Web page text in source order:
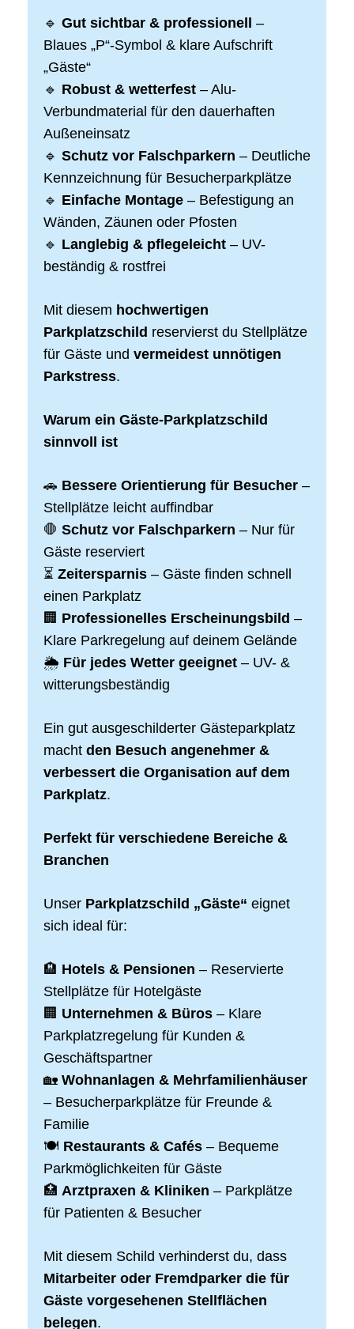
🔹 Gut sichtbar & professionell
–
Blaues „P“-Symbol & klare Aufschrift
„Gäste“
🔹 Robust & wetterfest – Alu-
Verbundmaterial für den dauerhaften
Außeneinsatz
🔹 Schutz vor Falschparkern – Deutliche
Kennzeichnung für Besucherparkplätze
🔹 Einfache Montage – Befestigung an
Wänden, Zäunen oder Pfosten
🔹 Langlebig & pflegeleicht – UV-
beständig & rostfrei
Mit diesem hochwertigen
Parkplatzschild reservierst du Stellplätze
für Gäste und vermeidest unnötigen
Parkstress.
Warum ein Gäste-Parkplatzschild
sinnvoll ist
🚗 Bessere Orientierung für Besucher –
Stellplätze leicht auffindbar
🛑 Schutz vor Falschparkern – Nur für
Gäste reserviert
⏳ Zeitersparnis – Gäste finden schnell
einen Parkplatz
🏢 Professionelles Erscheinungsbild –
Klare Parkregelung auf deinem Gelände
🌦 Für jedes Wetter geeignet – UV- &
witterungsbeständig
Ein gut ausgeschilderter Gästeparkplatz
macht den Besuch angenehmer &
verbessert die Organisation auf dem
Parkplatz.
Perfekt für verschiedene Bereiche &
Branchen
Unser Parkplatzschild „Gäste“ eignet
sich ideal für:
🏨 Hotels & Pensionen – Reservierte
Stellplätze für Hotelgäste
🏢 Unternehmen & Büros – Klare
Parkplatzregelung für Kunden &
Geschäftspartner
🏡 Wohnanlagen & Mehrfamilienhäuser
– Besucherparkplätze für Freunde &
Familie
🍽 Restaurants & Cafés – Bequeme
Parkmöglichkeiten für Gäste
🏥 Arztpraxen & Kliniken – Parkplätze
für Patienten & Besucher
Mit diesem Schild verhinderst du, dass
Mitarbeiter oder Fremdparker die für
Gäste vorgesehenen Stellflächen
belegen.